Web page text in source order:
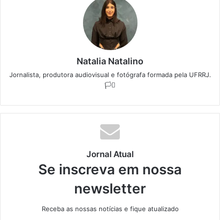
Natalia Natalino
Jornalista, produtora audiovisual e fotógrafa formada pela UFRRJ.
🏳️‍⚧️
Jornal Atual
Se inscreva em nossa
newsletter
Receba as nossas notícias e fique atualizado